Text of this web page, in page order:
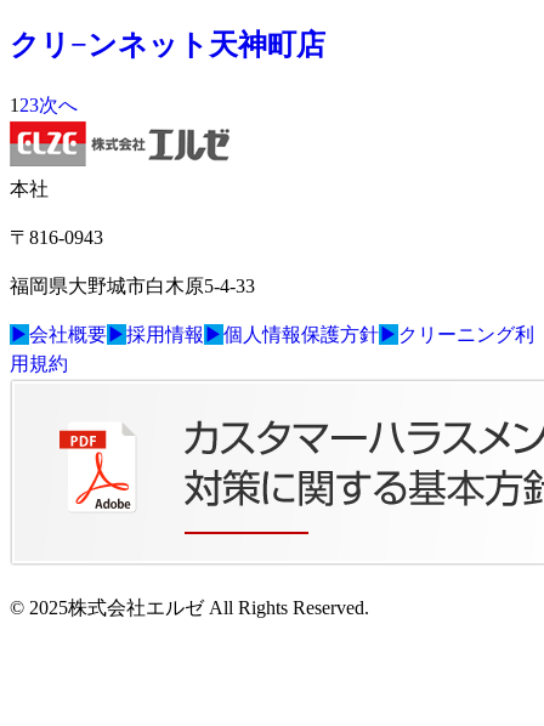
クリ−ンネット天神町店
1 23次へ
本社
〒816-0943
福岡県大野城市白木原5-4-33
▶会社概要▶採用情報 ▶個人情報保護方針▶ クリーニング利
用規約
© 2025株式会社エルゼ All Rights Reserved.